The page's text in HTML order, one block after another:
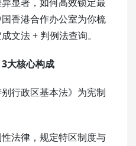
香港合作办公室为你梳
文法 + 判例法查询。
大核心构成
行政区基本法》为宪制
法律，规定特区制度与